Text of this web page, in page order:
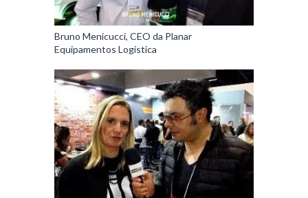
Bruno Menicucci, CEO da Planar
Equipamentos Logística